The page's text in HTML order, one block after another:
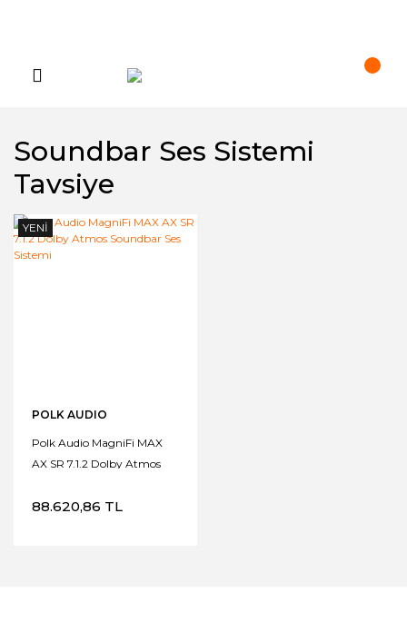
Soundbar Ses Sistemi
Tavsiye
YENİ
POLK AUDIO
Polk Audio MagniFi MAX
AX SR 7.1.2 Dolby Atmos
88.620,86 TL